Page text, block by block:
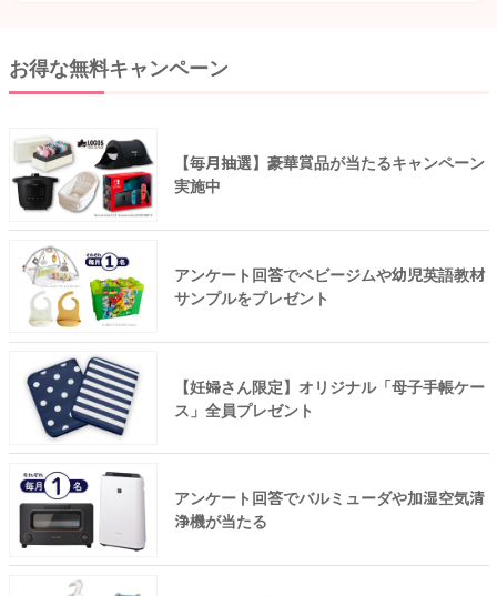
お得な無料キャンペーン
【毎月抽選】豪華賞品が当たるキャンペーン
実施中
アンケート回答でベビージムや幼児英語教材
サンプルをプレゼント
【妊婦さん限定】オリジナル「母子手帳ケー
ス」全員プレゼント
アンケート回答でバルミューダや加湿空気清
浄機が当たる